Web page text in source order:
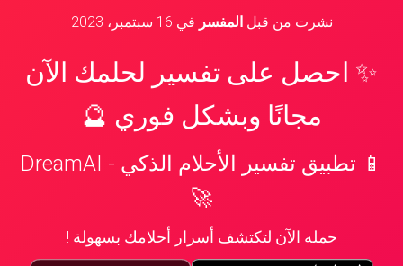
نشرت من قبلالمفسر في 16 سبتمبر، 2023
✨ احصل على تفسير لحلمك الآن
مجانًا وبشكل فوري 🔮
📱 تطبيق تفسير الأحلام الذكي - DreamAI
🚀
حمله الآن لتكتشف أسرار أحلامك بسهولة !